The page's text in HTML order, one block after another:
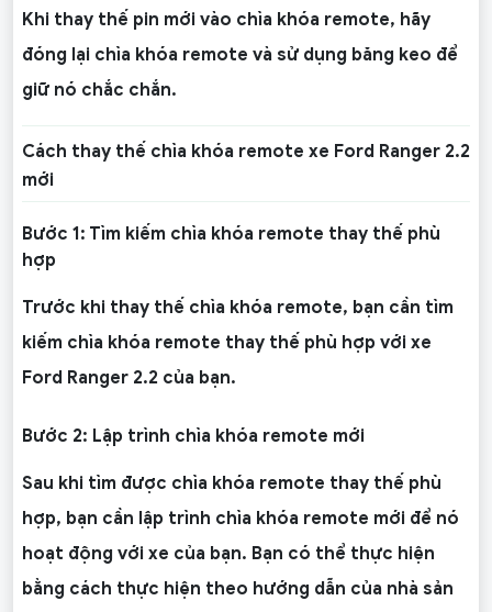
Khi thay thế pin mới vào chìa khóa remote, hãy
đóng lại chìa khóa remote và sử dụng băng keo để
giữ nó chắc chắn.
Cách thay thế chìa khóa remote xe Ford Ranger 2.2
mới
Bước 1: Tìm kiếm chìa khóa remote thay thế phù
hợp
Trước khi thay thế chìa khóa remote, bạn cần tìm
kiếm chìa khóa remote thay thế phù hợp với xe
Ford Ranger 2.2 của bạn.
Bước 2: Lập trình chìa khóa remote mới
Sau khi tìm được chìa khóa remote thay thế phù
hợp, bạn cần lập trình chìa khóa remote mới để nó
hoạt động với xe của bạn. Bạn có thể thực hiện
bằng cách thực hiện theo hướng dẫn của nhà sản